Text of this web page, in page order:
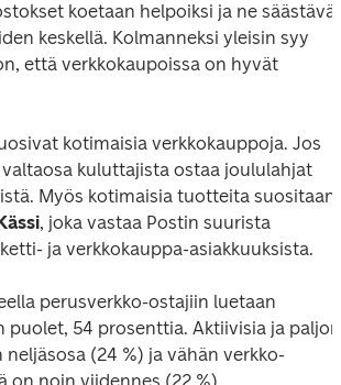
koetaan helpoiksi ja ne säästävät
keskellä. Kolmanneksi yleisin syy
että verkkokaupoissa on hyvät
kotimaisia verkkokauppoja. Jos
kuluttajista ostaa joululahjat
Myös kotimaisia tuotteita
, joka vastaa Postin suurista
ja verkkokauppa-asiakkuuksista.
perusverkko-ostajiin luetaan
puolet, 54 prosenttia. Aktiivisia ja paljon
(24 %) ja vähän verkko-